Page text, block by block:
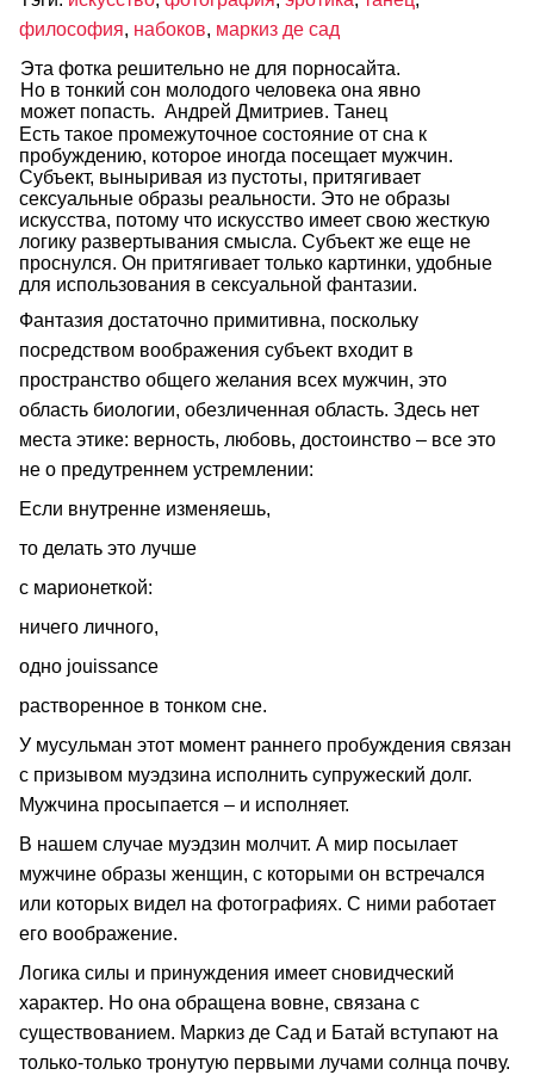
философия, набоков, маркиз де сад
Эта фотка решительно не для порносайта.
Но в тонкий сон молодого человека она явно
может попасть. Андрей Дмитриев. Танец
Есть такое промежуточное состояние от сна к
пробуждению, которое иногда посещает мужчин.
Субъект, выныривая из пустоты, притягивает
сексуальные образы реальности. Это не образы
искусства, потому что искусство имеет свою жесткую
логику развертывания смысла. Субъект же еще не
проснулся. Он притягивает только картинки, удобные
для использования в сексуальной фантазии.
Фантазия достаточно примитивна, поскольку
посредством воображения субъект входит в
пространство общего желания всех мужчин, это
область биологии, обезличенная область. Здесь нет
места этике: верность, любовь, достоинство – все это
не о предутреннем устремлении:
Если внутренне изменяешь,
то делать это лучше
с марионеткой:
ничего личного,
одно jouissance
растворенное в тонком сне.
У мусульман этот момент раннего пробуждения связан
с призывом муэдзина исполнить супружеский долг.
Мужчина просыпается – и исполняет.
В нашем случае муэдзин молчит. А мир посылает
мужчине образы женщин, с которыми он встречался
или которых видел на фотографиях. С ними работает
его воображение.
Логика силы и принуждения имеет сновидческий
характер. Но она обращена вовне, связана с
существованием. Маркиз де Сад и Батай вступают на
только-только тронутую первыми лучами солнца почву.